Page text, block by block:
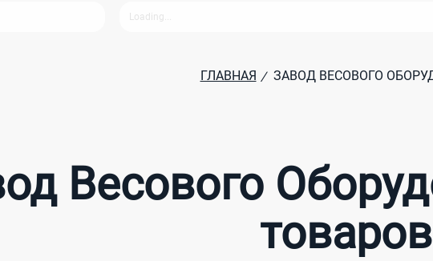
ГЛАВНАЯ / ЗАВОД ВЕСОВОГО
Весового
товаров